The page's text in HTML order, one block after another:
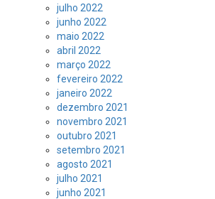
julho 2022
junho 2022
maio 2022
abril 2022
março 2022
fevereiro 2022
janeiro 2022
dezembro 2021
novembro 2021
outubro 2021
setembro 2021
agosto 2021
julho 2021
junho 2021